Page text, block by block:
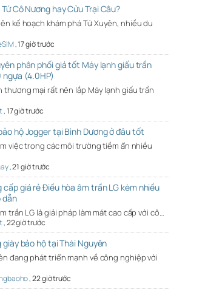
Cô Nương hay Cửu Trại Câu?
kế hoạch khám phá Tứ Xuyên, nhiều du
,17 giờ trước
phân phối giá tốt Máy lạnh giấu trần
ngựa (4.0HP)
thương mại rất nên lắp Máy lạnh giấu trần
,17 giờ trước
hộ Jogger tại Bình Dương ở đâu tốt
việc trong các môi trường tiềm ẩn nhiều
,21 giờ trước
cấp giá rẻ Điều hòa âm trần LG kèm nhiều
dẫn
trần LG là giải pháp làm mát cao cấp với cô…
,22 giờ trước
bảo hộ tại Thái Nguyên
đang phát triển mạnh về công nghiệp với
,22 giờ trước